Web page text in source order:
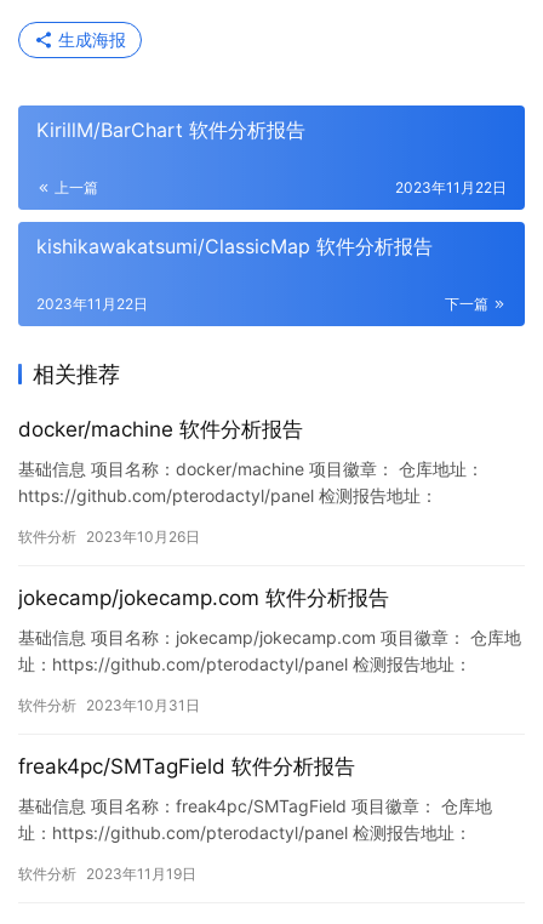
生成海报
KirillM/BarChart 软件分析报告
上一篇 2023年11月22日
kishikawakatsumi/ClassicMap 软件分析报告
下一篇
2023年11月22日
相关推荐
docker/machine 软件分析报告
基础信息 项目名称：docker/machine 项目徽章： 仓库地址：
https://github.com/pterodactyl/panel 检测报告地址：
98016/1717210249894346752 此报告由Murphysec提供 漏洞
软件分析 2023年10月26日
jokecamp/jokecamp.com 软件分析报告
基础信息 项目名称：jokecamp/jokecamp.com 项目徽章： 仓库地
址：https://github.com/pterodactyl/panel 检测报告地址：
1792/1719236822026551296 此报告由Murphyse…
软件分析 2023年10月31日
freak4pc/SMTagField 软件分析报告
基础信息 项目名称：freak4pc/SMTagField 项目徽章： 仓库地
址：https://github.com/pterodactyl/panel 检测报告地址：
6512/1726267144133894144 此报告由Murphysec提…
软件分析 2023年11月19日